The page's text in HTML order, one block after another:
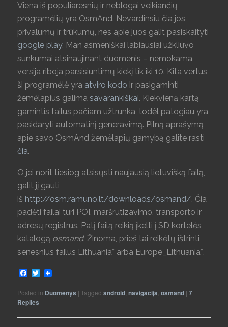
Viena iš populiaresnių ir neblogai veikiančių
programėlių yra OsmAnd. Nevardinsiu čia jos
privalumų ir trūkumų, nes apie juos galit pasiskaityti
google play. Man asmeniškai labiausiai užkliuvo
sunkumai atsinaujinant duomenis – nemokama
versija riboja parsisiuntimų kiekį tik iki 10. Kita vertus,
ši programėlė yra atviro kodo ir pasigaminti
žemėlapius galimasavarankiškai. Kiekvieną kartą
gamintis failus pačiam užtrunka, todėl patogiau yra
pasidaryti automatinį generavimą. Pilną aprašymą
apie savo OsmAnd žemėlapių gamybą galite rasti
čia.
O jei norit tiesiog atsisųsti naujausią lietuvišką failą,
galit jį gauti
iš http://osm.ramuno.lt/downloads/osmand/. Čia
padėti failai turi POI, maršrutizavimo, transporto ir
adresų registrus. Patį failą reikią įkelti į SD kortelės
katalogą osmand. Žinoma, prieš tai reikėtų ištrinti
senesnius failus Lithuania* arba Europe_Lithuania*.
Facebook
Twitter
Posted in Duomenys |Tagged android ,navigacija ,osmand |7
Replies